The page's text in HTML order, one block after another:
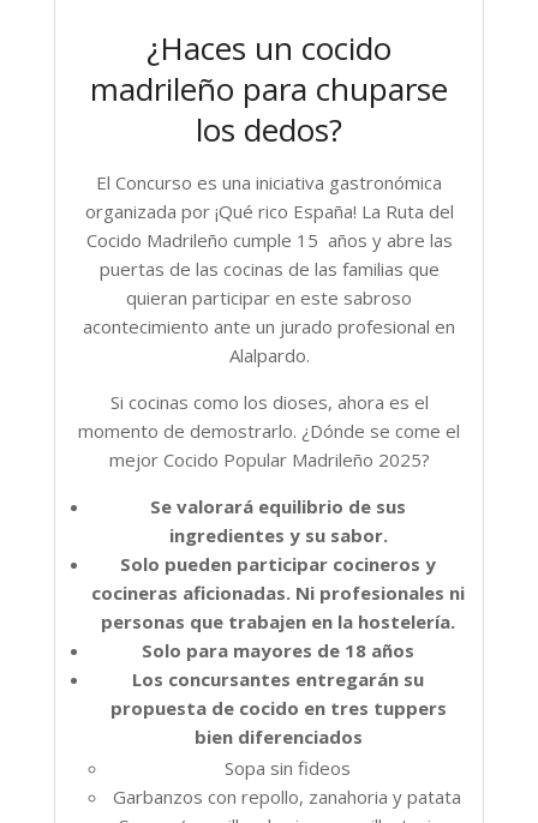
¿Haces un cocido
madrileño para chuparse
los dedos?
El Concurso es una iniciativa gastronómica
organizada por ¡Qué rico España! La Ruta del
Cocido Madrileño cumple 15 años y abre las
puertas de las cocinas de las familias que
quieran participar en este sabroso
acontecimiento ante un jurado profesional en
Alalpardo.
Si cocinas como los dioses, ahora es el
momento de demostrarlo. ¿Dónde se come el
mejor Cocido Popular Madrileño 2025?
Se valorará equilibrio de sus
ingredientes y su sabor.
Solo pueden participar cocineros y
cocineras aficionadas. Ni profesionales ni
personas que trabajen en la hostelería.
Solo para mayores de 18 años
Los concursantes entregarán su
propuesta de cocido en tres tuppers
bien diferenciados
Sopa sin fideos
Garbanzos con repollo, zanahoria y patata